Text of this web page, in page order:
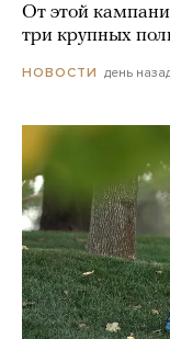
От этой
три крупных
НОВОСТИ день